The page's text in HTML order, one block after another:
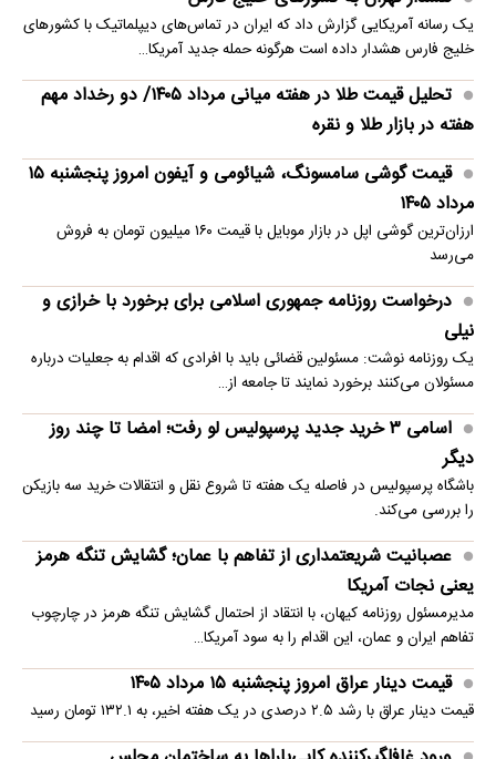
یک رسانه آمریکایی گزارش داد که ایران در تماس‌های دیپلماتیک با کشورهای
خلیج فارس هشدار داده است هرگونه حمله جدید آمریکا…
تحلیل قیمت طلا در هفته میانی مرداد ۱۴۰۵/ دو رخداد مهم
هفته در بازار طلا و نقره
قیمت گوشی سامسونگ، شیائومی و آیفون امروز پنجشنبه ۱۵
مرداد ۱۴۰۵
ارزان‌ترین گوشی اپل در بازار موبایل با قیمت ۱۶۰ میلیون تومان به فروش
می‌رسد
درخواست روزنامه جمهوری اسلامی برای برخورد با خرازی و
نیلی
یک روزنامه نوشت: مسئولین قضائی باید با افرادی که اقدام به جعلیات درباره
مسئولان می‌کنند برخورد نمایند تا جامعه از…
اسامی ۳ خرید جدید پرسپولیس لو رفت؛ امضا تا چند روز
دیگر
باشگاه پرسپولیس در فاصله یک هفته تا شروع نقل و انتقالات خرید سه بازیکن
را بررسی می‌کند.
عصبانیت شریعتمداری از تفاهم با عمان؛ گشایش تنگه هرمز
یعنی نجات آمریکا
مدیرمسئول روزنامه کیهان، با انتقاد از احتمال گشایش تنگه هرمز در چارچوب
تفاهم ایران و عمان، این اقدام را به سود آمریکا…
قیمت دینار عراق امروز پنجشنبه ۱۵ مرداد ۱۴۰۵
قیمت دینار عراق با رشد ۲.۵ درصدی در یک هفته اخیر، به ۱۳۲.۱ تومان رسید